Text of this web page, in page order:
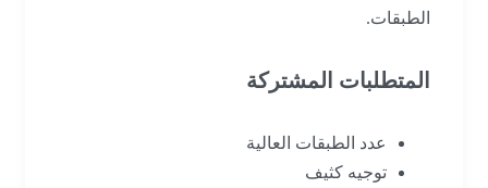
الطبقات.
المتطلبات المشتركة
عدد الطبقات العالية
توجيه كثيف